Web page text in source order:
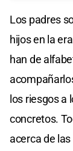
Los padres
hijos en la
han de
los riesgos a
concretos.
acerca de